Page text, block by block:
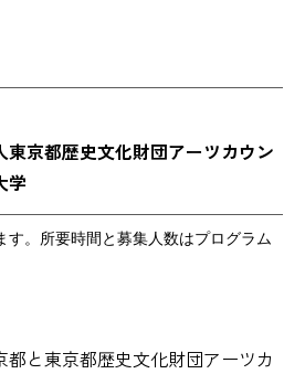
京都歴史文化財団アーツカウン
学
す。所要時間と募集人数はプログラム
と東京都歴史文化財団アーツカ